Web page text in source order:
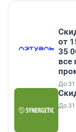
от
35
все
До 31
До 31